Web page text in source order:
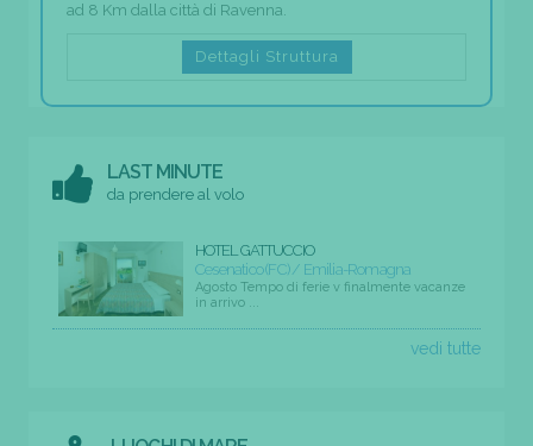
ad 8 Km dalla città di Ravenna.
Dettagli Struttura
LAST MINUTE
da prendere al volo
HOTEL GATTUCCIO
Cesenatico (FC) / Emilia-Romagna
Agosto Tempo di ferie v finalmente vacanze
in arrivo ...
vedi tutte